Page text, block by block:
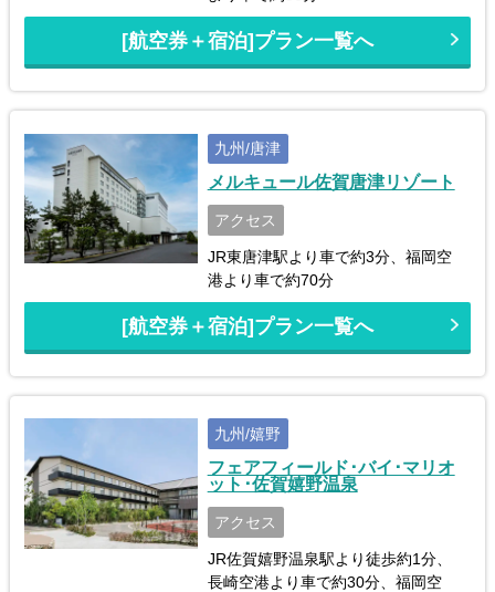
[航空券＋宿泊]プラン一覧へ
九州/唐津
メルキュール佐賀唐津リゾート
アクセス
JR東唐津駅より車で約3分、福岡空
港より車で約70分
[航空券＋宿泊]プラン一覧へ
九州/嬉野
フェアフィールド･バイ･マリオ
ット･佐賀嬉野温泉
アクセス
JR佐賀嬉野温泉駅より徒歩約1分、
長崎空港より車で約30分、福岡空